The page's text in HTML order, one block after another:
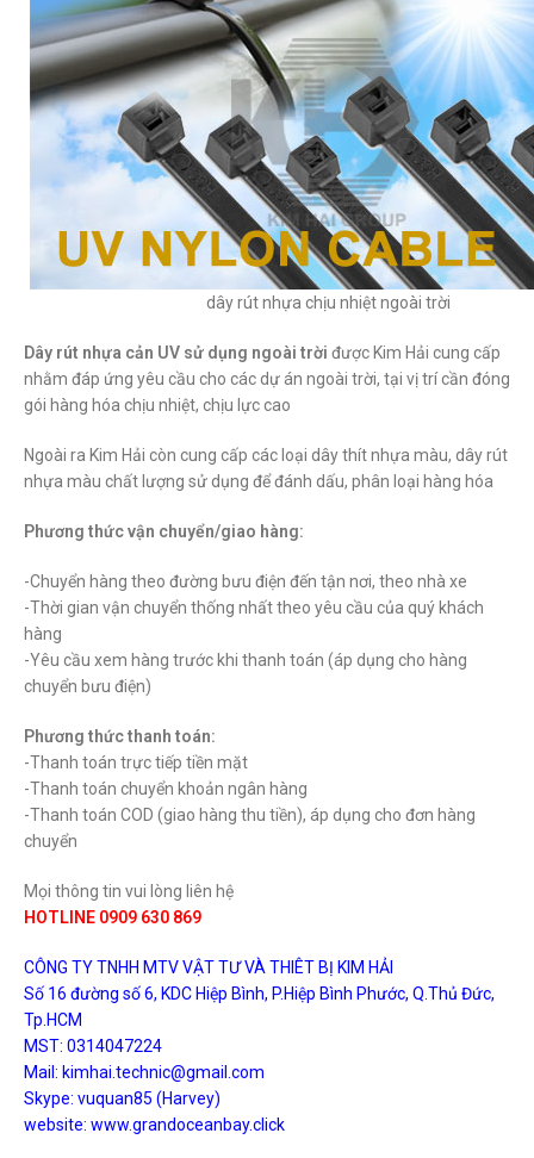
dây rút nhựa chịu nhiệt ngoài trời
Dây rút nhựa cản UV sử dụng ngoài trời được Kim Hải cung cấp
nhằm đáp ứng yêu cầu cho các dự án ngoài trời, tại vị trí cần đóng
gói hàng hóa chịu nhiệt, chịu lực cao
Ngoài ra Kim Hải còn cung cấp các loại dây thít nhựa màu, dây rút
nhựa màu chất lượng sử dụng để đánh dấu, phân loại hàng hóa
Phương thức vận chuyển/giao hàng:
-Chuyển hàng theo đường bưu điện đến tận nơi, theo nhà xe
-Thời gian vận chuyển thống nhất theo yêu cầu của quý khách
hàng
-Yêu cầu xem hàng trước khi thanh toán (áp dụng cho hàng
chuyển bưu điện)
Phương thức thanh toán:
-Thanh toán trực tiếp tiền mặt
-Thanh toán chuyển khoản ngân hàng
-Thanh toán COD (giao hàng thu tiền), áp dụng cho đơn hàng
chuyển
Mọi thông tin vui lòng liên hệ
HOTLINE 0909 630 869
CÔNG TY TNHH MTV VẬT TƯ VÀ THIÊT BỊ KIM HẢI
Số 16 đường số 6, KDC Hiệp Bình, P.Hiệp Bình Phước, Q.Thủ Đức,
Tp.HCM
MST: 0314047224
Mail: kimhai.technic@gmail.com
Skype: vuquan85 (Harvey)
website: www.grandoceanbay.click